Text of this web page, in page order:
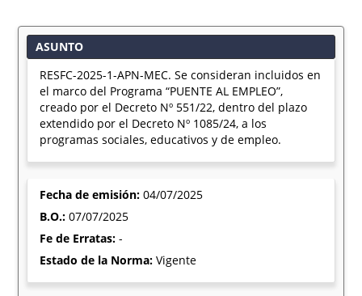
ASUNTO
RESFC-2025-1-APN-MEC. Se consideran incluidos en
el marco del Programa “PUENTE AL EMPLEO”,
creado por el Decreto Nº 551/22, dentro del plazo
extendido por el Decreto Nº 1085/24, a los
programas sociales, educativos y de empleo.
Fecha de emisión:04/07/2025
B.O.:07/07/2025
Fe de Erratas:-
Estado de la Norma:Vigente